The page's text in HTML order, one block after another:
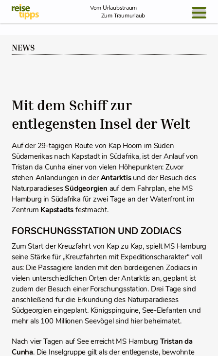
Skip to Content
Vom Urlaubstraum
Zum Traumurlaub
NEWS
Mit dem Schiff zur
entlegensten Insel der Welt
Auf der 29-tägigen Route von Kap Hoorn im Süden
Südamerikas nach Kapstadt in Südafrika, ist der Anlauf von
Tristan da Cunha einer von vielen Höhepunkten: Zuvor
stehen Anlandungen in derAntarktisund der Besuch des
NaturparadiesesSüdgeorgien auf dem Fahrplan, ehe MS
Hamburg in Südafrika für zwei Tage an der Waterfront im
Zentrum Kapstadts festmacht.
FORSCHUNGSSTATION UND ZODIACS
Zum Start der Kreuzfahrt von Kap zu Kap, spielt MS Hamburg
seine Stärke für „Kreuzfahrten mit Expeditionscharakter“ voll
aus: Die Passagiere landen mit den bordeigenen Zodiacs in
vielen unterschiedlichen Orten der Antarktis an, geplant ist
zudem der Besuch einer Forschungsstation. Drei Tage sind
anschließend für die Erkundung des Naturparadieses
Südgeorgien eingeplant. Königspinguine, See-Elefanten und
mehr als 100 Millionen Seevögel sind hier beheimatet.
Nach vier Tagen auf See erreicht MS Hamburg Tristan da
Cunha. Die Inselgruppe gilt als der entlegenste, bewohnte